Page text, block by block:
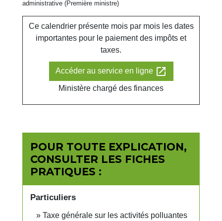
administrative (Première ministre)
Ce calendrier présente mois par mois les dates
importantes pour le paiement des impôts et
taxes.
Accéder au service en ligne open_in_new
Ministère chargé des finances
POUR TOUTE EXPLICATION,
CONSULTER LES FICHES
PRATIQUES :
Particuliers
Taxe générale sur les activités polluantes